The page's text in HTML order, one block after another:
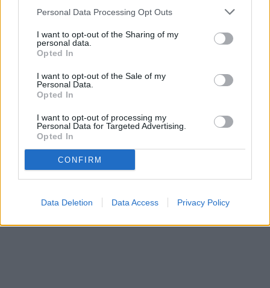
Personal Data Processing Opt Outs
I want to opt-out of the Sharing of my
personal data.
Opted In
I want to opt-out of the Sale of my
Personal Data.
Opted In
I want to opt-out of processing my
Personal Data for Targeted Advertising.
Opted In
CONFIRM
Data Deletion Data Access Privacy Policy